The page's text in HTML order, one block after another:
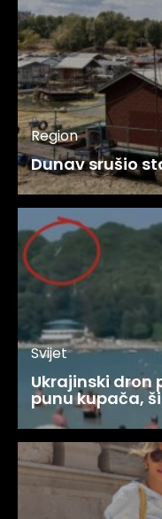
Region
Dunav srušio
Svijet
Ukrajinski dron
punu kupača,